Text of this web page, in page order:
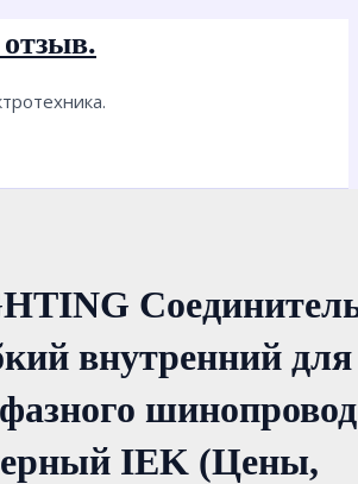
внутренний для
IEK (Цены,